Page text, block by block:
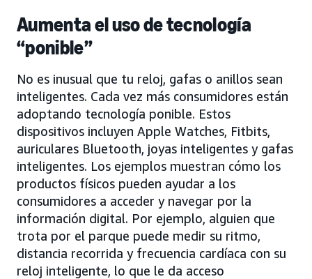
Aumenta el uso de tecnología
“ponible”
No es inusual que tu reloj, gafas o anillos sean
inteligentes. Cada vez más consumidores están
adoptando tecnología ponible. Estos
dispositivos incluyen Apple Watches, Fitbits,
auriculares Bluetooth, joyas inteligentes y gafas
inteligentes. Los ejemplos muestran cómo los
productos físicos pueden ayudar a los
consumidores a acceder y navegar por la
información digital. Por ejemplo, alguien que
trota por el parque puede medir su ritmo,
distancia recorrida y frecuencia cardíaca con su
reloj inteligente, lo que le da acceso